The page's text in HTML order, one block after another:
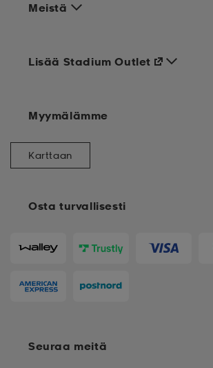
Meistä
Osta turvallisesti
Lisää Stadium Outlet
Myymälämme
Karttaan
Seuraa meitä